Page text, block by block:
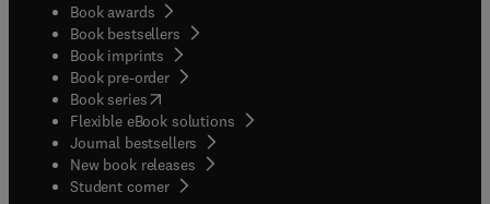
Book awards
Book bestsellers
Book imprints
Book pre-order
Book series(opens in new tab/window
Flexible eBook solutions
Journal bestsellers
New book releases
Student corner( opens in new tab/window